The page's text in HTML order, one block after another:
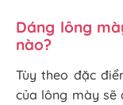
Dáng lông
nào?
Tùy theo đặc
của lông mày sẽ